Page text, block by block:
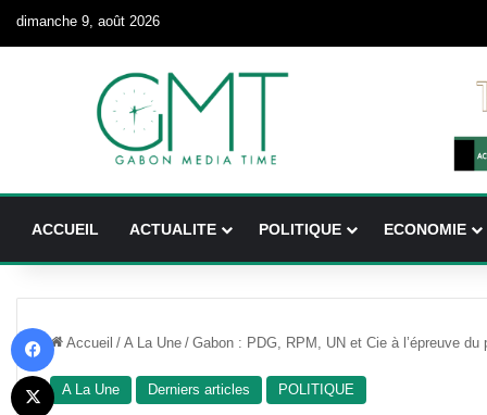
dimanche 9, août 2026
ACCUEIL ACTUALITE POLITIQUE ECONOMIE
Accueil / A La Une / Gabon : PDG, RPM, UN et Cie à l’épreuve
A La Une Derniers articles POLITIQUE
X